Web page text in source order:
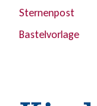
Sternenpost
Bastelvorlage